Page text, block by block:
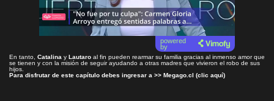
powered
by
En tanto, Catalina y Lautaro al fin pueden rearmar su familia gracias al inmenso amor que
se tienen y con la misión de seguir ayudando a otras madres que vivieron el robo de sus
hijos.
Para disfrutar de este capítulo debes ingresar a >> Megago.cl (clic aquí)